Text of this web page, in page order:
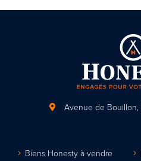
Avenue de Bouillon,
Biens Honesty à vendre